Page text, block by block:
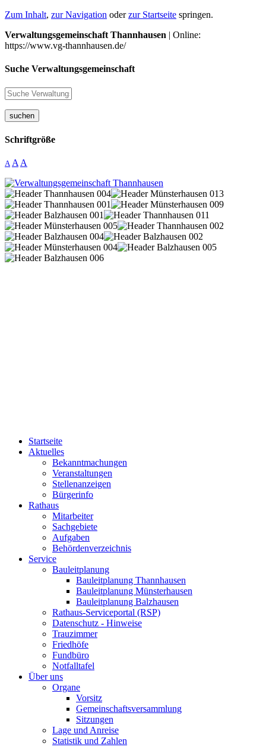
Zum Inhalt, zur Navigation oderzur Startseite springen.
Verwaltungsgemeinschaft Thannhausen | Online:
https://www.vg-thannhausen.de/
Suche Verwaltungsgemeinschaft
suchen
Schriftgröße
A A A
Startseite
Aktuelles
Bekanntmachungen
Veranstaltungen
Stellenanzeigen
Bürgerinfo
Rathaus
Mitarbeiter
Sachgebiete
Aufgaben
Behördenverzeichnis
Service
Bauleitplanung
Bauleitplanung Thannhausen
Bauleitplanung Münsterhausen
Bauleitplanung Balzhausen
Rathaus-Serviceportal (RSP)
Datenschutz - Hinweise
Trauzimmer
Friedhöfe
Fundbüro
Notfalltafel
Über uns
Organe
Vorsitz
Gemeinschaftsversammlung
Sitzungen
Lage und Anreise
Statistik und Zahlen